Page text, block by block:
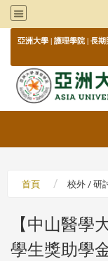
亞洲大學 | 護理學院 | 長期
首頁 校外 / 研
【中山醫學
學生獎助學